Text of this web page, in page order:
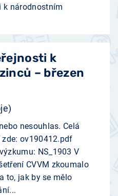
k národnostním
k
– březen
nesouhlas. Celá
ov190412.pdf
NS_1903 V
CVVM zkoumalo
to, jak by se mělo